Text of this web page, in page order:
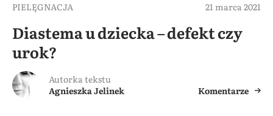
PIELĘGNACJA 21 marca 2021
Diastema u dziecka – defekt czy
urok?
Autorka tekstu
Agnieszka Jelinek
Komentarze